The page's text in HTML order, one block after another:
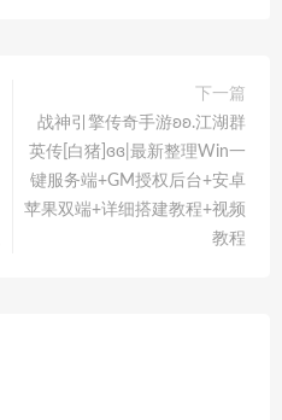
下一篇
战神引擎传奇手游ʚʚ.江湖群
英传[白猪]ɞɞ|最新整理Win一
键服务端+GM授权后台+安卓
苹果双端+详细搭建教程+视频
教程